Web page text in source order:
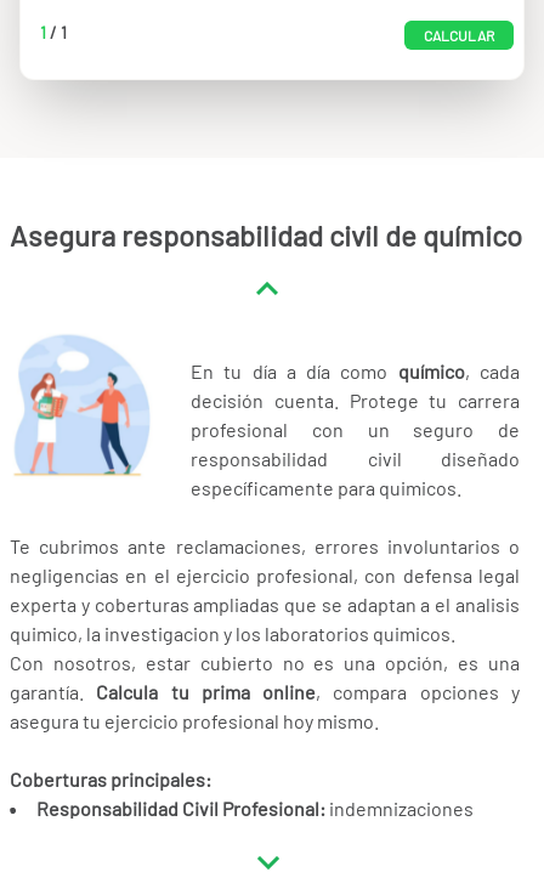
Asegura responsabilidad civil de químico
En tu día a día como químico, cada
decisión cuenta. Protege tu carrera
profesional con un seguro de
responsabilidad civil diseñado
específicamente para quimicos.
Te cubrimos ante reclamaciones, errores involuntarios o
negligencias en el ejercicio profesional, con defensa legal
experta y coberturas ampliadas que se adaptan a el analisis
quimico, la investigacion y los laboratorios quimicos.
Con nosotros, estar cubierto no es una opción, es una
garantía. Calcula tu prima online, compara opciones y
asegura tu ejercicio profesional hoy mismo.
Coberturas principales:
Responsabilidad Civil Profesional: indemnizaciones
como quimico, tanto en el ámbito público como privado.
1/ 1 CALCULAR